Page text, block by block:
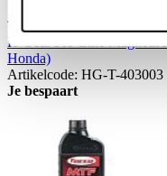
TIP
H-Gear Pro-Line
Honda)
Artikelcode: HG-T-403003
Je bespaart